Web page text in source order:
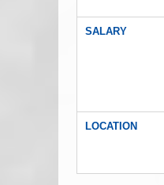
SALARY
LOCATION